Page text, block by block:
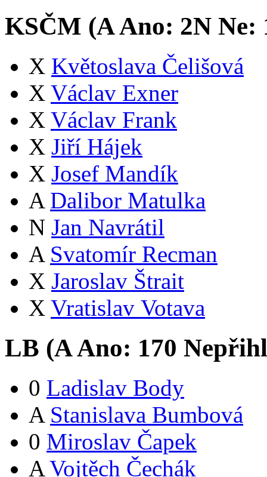
KSČM (AAno: 2N Ne:
X Květoslava Čelišová
X Václav Exner
X Václav Frank
X Jiří Hájek
X Josef Mandík
A Dalibor Matulka
N Jan Navrátil
A Svatomír Recman
X Jaroslav Štrait
X Vratislav Votava
LB (AAno: 170
0 Ladislav Body
A Stanislava Bumbová
0 Miroslav Čapek
A Vojtěch Čechák